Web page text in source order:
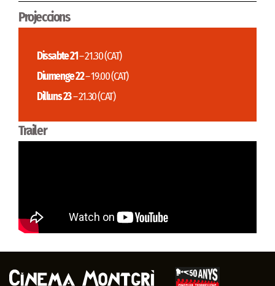
Projeccions
Dissabte 21– 21.30(CAT)
Diumenge 22– 19.00(CAT)
Dilluns 23– 21.30(CAT)
Trailer